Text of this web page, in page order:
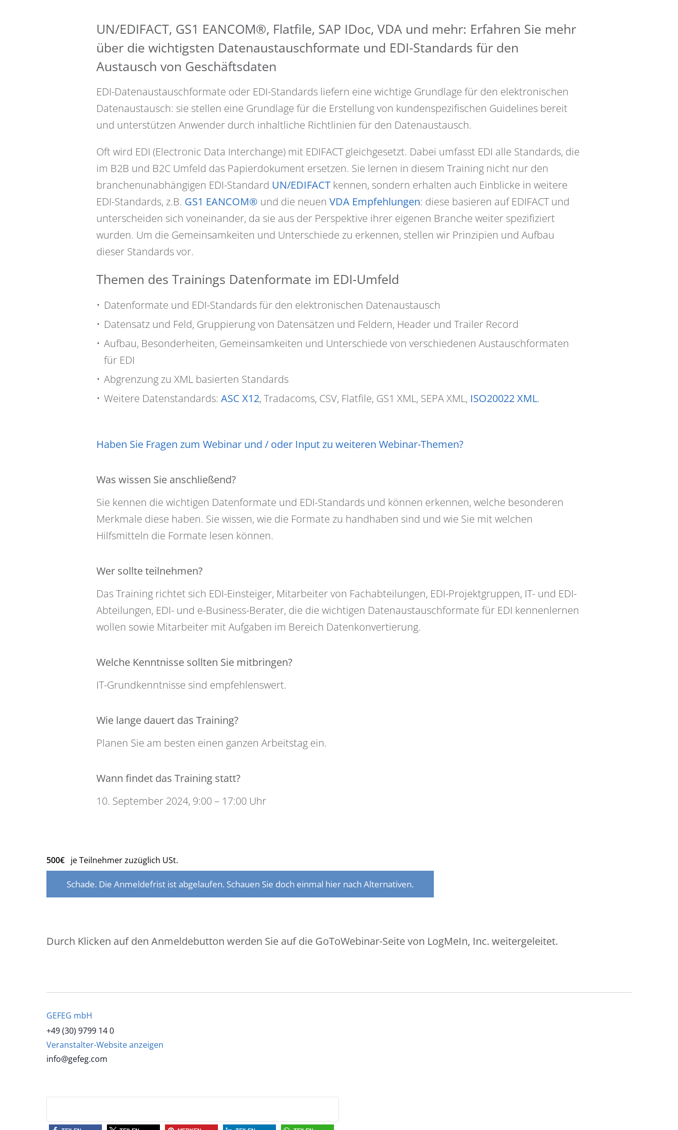
UN/EDIFACT, GS1 EANCOM®, Flatfile, SAP IDoc, VDA und mehr: Erfahren Sie mehr
über die wichtigsten Datenaustauschformate und EDI-Standards für den
Austausch von Geschäftsdaten
EDI-Datenaustauschformate oder EDI-Standards liefern eine wichtige Grundlage für den elektronischen
Datenaustausch: sie stellen eine Grundlage für die Erstellung von kundenspezifischen Guidelines bereit
und unterstützen Anwender durch inhaltliche Richtlinien für den Datenaustausch.
Oft wird EDI (Electronic Data Interchange) mit EDIFACT gleichgesetzt. Dabei umfasst EDI alle Standards, die
im B2B und B2C Umfeld das Papierdokument ersetzen. Sie lernen in diesem Training nicht nur den
branchenunabhängigen EDI-Standard UN/EDIFACT kennen, sondern erhalten auch Einblicke in weitere
EDI-Standards, z.B. GS1 EANCOM® und die neuenVDA Empfehlungen: diese basieren auf EDIFACT und
unterscheiden sich voneinander, da sie aus der Perspektive ihrer eigenen Branche weiter spezifiziert
wurden. Um die Gemeinsamkeiten und Unterschiede zu erkennen, stellen wir Prinzipien und Aufbau
dieser Standards vor.
Themen des Trainings Datenformate im EDI-Umfeld
Datenformate und EDI-Standards für den elektronischen Datenaustausch
Datensatz und Feld, Gruppierung von Datensätzen und Feldern, Header und Trailer Record
Aufbau, Besonderheiten, Gemeinsamkeiten und Unterschiede von verschiedenen Austauschformaten
für EDI
Abgrenzung zu XML basierten Standards
Weitere Datenstandards:ASC X12, Tradacoms, CSV, Flatfile, GS1 XML, SEPA XML, ISO20022 XML.
Haben Sie Fragen zum Webinar und / oder Input zu weiteren Webinar-Themen?
Was wissen Sie anschließend?
Sie kennen die wichtigen Datenformate und EDI-Standards und können erkennen, welche besonderen
Merkmale diese haben. Sie wissen, wie die Formate zu handhaben sind und wie Sie mit welchen
Hilfsmitteln die Formate lesen können.
Wer sollte teilnehmen?
Das Training richtet sich EDI-Einsteiger, Mitarbeiter von Fachabteilungen, EDI-Projektgruppen, IT- und EDI-
Abteilungen, EDI- und e-Business-Berater, die die wichtigen Datenaustauschformate für EDI kennenlernen
wollen sowie Mitarbeiter mit Aufgaben im Bereich Datenkonvertierung.
Welche Kenntnisse sollten Sie mitbringen?
IT-Grundkenntnisse sind empfehlenswert.
Wie lange dauert das Training?
Planen Sie am besten einen ganzen Arbeitstag ein.
Wann findet das Training statt?
10. September 2024, 9:00 – 17:00 Uhr
500€ je Teilnehmer zuzüglich USt.
Schade. Die Anmeldefrist ist abgelaufen. Schauen Sie doch einmal hier nach Alternativen.
Durch Klicken auf den Anmeldebutton werden Sie auf die GoToWebinar-Seite von LogMeIn, Inc. weitergeleitet.
GEFEG mbH
+49 (30) 9799 14 0
Veranstalter-Website anzeigen
info@gefeg.com